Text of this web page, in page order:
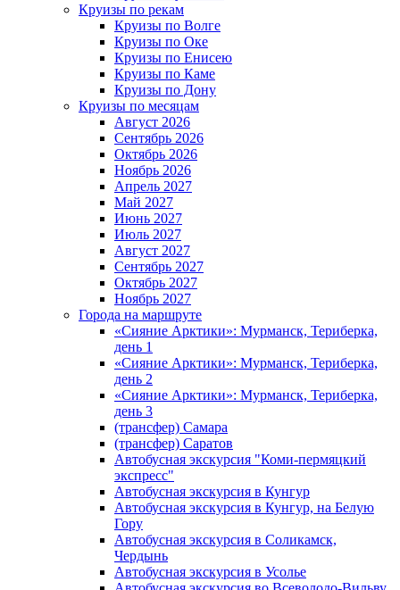
Круизы по рекам
Круизы по Волге
Круизы по Оке
Круизы по Енисею
Круизы по Каме
Круизы по Дону
Круизы по месяцам
Август 2026
Сентябрь 2026
Октябрь 2026
Ноябрь 2026
Апрель 2027
Май 2027
Июнь 2027
Июль 2027
Август 2027
Сентябрь 2027
Октябрь 2027
Ноябрь 2027
Города на маршруте
«Сияние Арктики»: Мурманск, Териберка,
день 1
«Сияние Арктики»: Мурманск, Териберка,
день 2
«Сияние Арктики»: Мурманск, Териберка,
день 3
(трансфер) Самара
(трансфер) Саратов
Автобусная экскурсия "Коми-пермяцкий
экспресс"
Автобусная экскурсия в Кунгур
Автобусная экскурсия в Кунгур, на Белую
Гору
Автобусная экскурсия в Соликамск,
Чердынь
Автобусная экскурсия в Усолье